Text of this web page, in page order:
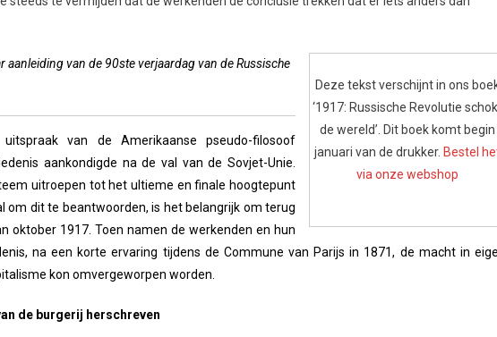
Deze tekst verschijnt in ons
‘1917: Russische Revolutie
de wereld’. Dit boek komt begin
januari van de drukker. Bestel
via onze webshop
aanleiding van de 90ste verjaardag van de Russische
van de Amerikaanse pseudo-filosoof
aankondigde na de val van de Sovjet-Unie.
uitroepen tot het ultieme en finale hoogtepunt
om dit te beantwoorden, is het belangrijk om terug
oktober 1917. Toen namen de werkenden en hun
na een korte ervaring tijdens de Commune van Parijs in 1871, de macht in
kon omvergeworpen worden.
de burgerij herschreven